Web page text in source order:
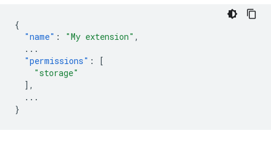
{
"name" : "My extension" ,
...
"permissions" :
[
"storage"
],
...
}